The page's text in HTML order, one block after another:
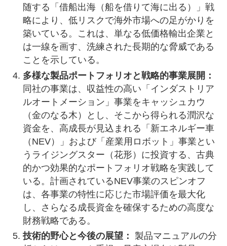
随する「借船出海（船を借りて海に出る）」戦
略により、低リスクで海外市場への足がかりを
築いている。これは、単なる低価格輸出企業と
は一線を画す、洗練された長期的な脅威である
ことを示している。
多様な製品ポートフォリオと戦略的事業展開：
同社の事業は、収益性の高い「インダストリア
ルオートメーション」事業をキャッシュカウ
（金のなる木）とし、そこから得られる潤沢な
資金を、高成長が見込まれる「新エネルギー車
（NEV）」および「産業用ロボット」事業とい
うライジングスター（花形）に投資する、古典
的かつ効果的なポートフォリオ戦略を実践して
いる。計画されているNEV事業のスピンオフ
は、各事業の特性に応じた市場評価を最大化
し、さらなる成長資金を確保するための高度な
財務戦略である。
技術的野心と今後の展望：
製品マニュアルの分